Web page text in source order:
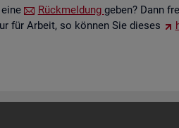
Rück­mel­dung geben? Dann
für Ar­beit, so kön­nen Sie die­ses